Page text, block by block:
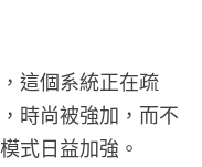
這個系統正在疏
時尚被強加，而不
式日益加強。